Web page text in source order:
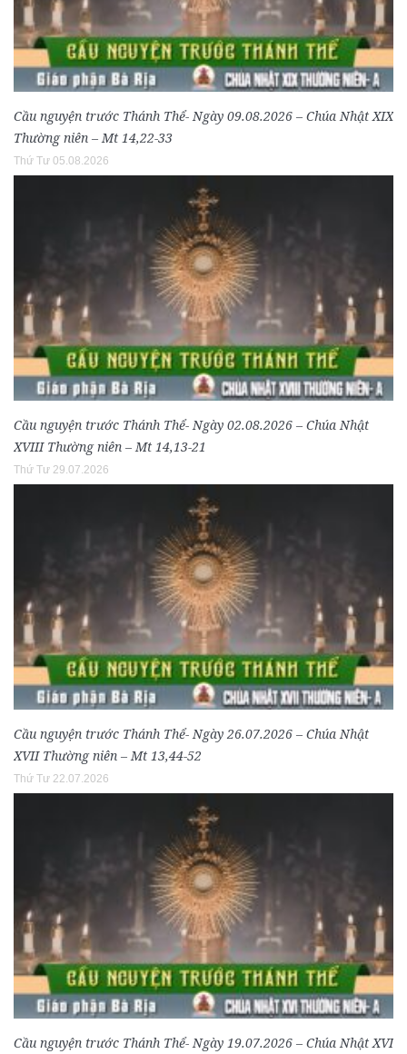
Cầu nguyện trước Thánh Thể- Ngày 09.08.2026 – Chúa Nhật XIX
Thường niên – Mt 14,22-33
Thứ Tư 05.08.2026
Cầu nguyện trước Thánh Thể- Ngày 02.08.2026 – Chúa Nhật
XVIII Thường niên – Mt 14,13-21
Thứ Tư 29.07.2026
Cầu nguyện trước Thánh Thể- Ngày 26.07.2026 – Chúa Nhật
XVII Thường niên – Mt 13,44-52
Thứ Tư 22.07.2026
Cầu nguyện trước Thánh Thể- Ngày 19.07.2026 – Chúa Nhật XVI